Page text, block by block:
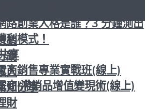
富DNA測驗
路創業人格是誰？3 分鐘測出
利模式！
享
商銷售專業實戰班(線上)
商|滯銷品增值變現術(線上)
銷
銷
入
知分享
財